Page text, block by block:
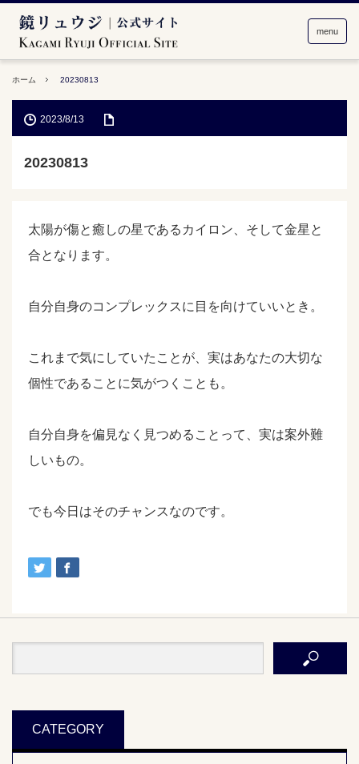
menu
ホーム 20230813
2023/8/13
20230813
太陽が傷と癒しの星であるカイロン、そして金星と
合となります。
自分自身のコンプレックスに目を向けていいとき。
これまで気にしていたことが、実はあなたの大切な
個性であることに気がつくことも。
自分自身を偏見なく見つめることって、実は案外難
しいもの。
でも今日はそのチャンスなのです。
CATEGORY